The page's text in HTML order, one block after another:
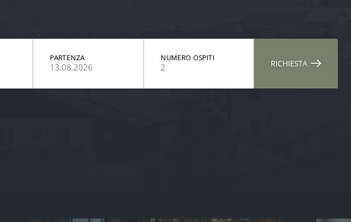
PARTENZA
13.08.2026
NUMERO OSPITI
2 RICHIESTA